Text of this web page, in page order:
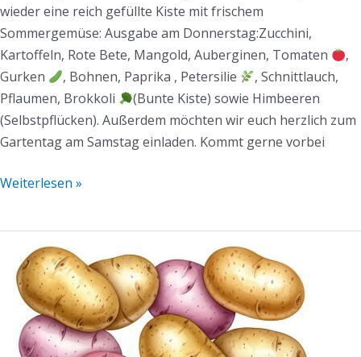
wieder eine reich gefüllte Kiste mit frischem
Sommergemüse: Ausgabe am Donnerstag:Zucchini,
Kartoffeln, Rote Bete, Mangold, Auberginen, Tomaten
,
Gurken
, Bohnen, Paprika , Petersilie
, Schnittlauch,
Pflaumen, Brokkoli
(Bunte Kiste) sowie Himbeeren
(Selbstpflücken). Außerdem möchten wir euch herzlich zum
Gartentag am Samstag einladen. Kommt gerne vorbei
Weiterlesen »
Mail
KW34/2025